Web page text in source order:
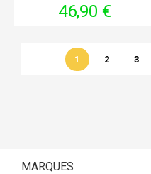
Prix
46,90 €
1 2 3
MARQUES